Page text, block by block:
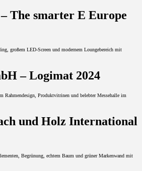
The smarter E Europe
– Logimat 2024
und Holz International